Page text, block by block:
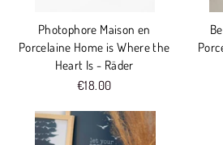
Photophore Maison en
Porcelaine Home is Where the
Heart Is - Räder
€18.00